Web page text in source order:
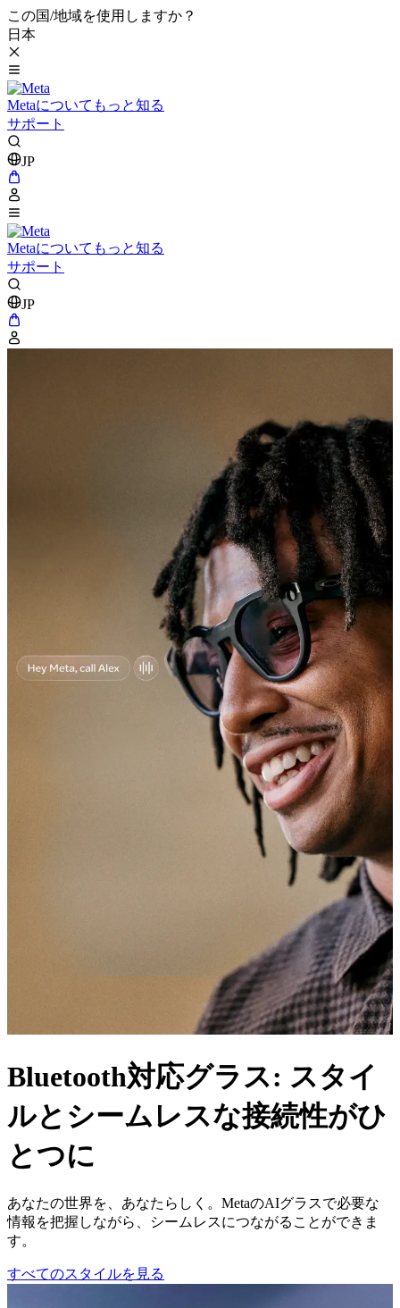
この国/地域を使用しますか？
日本
Metaについてもっと知る
サポート
JP
Metaについてもっと知る
サポート
JP
Bluetooth対応グラス: スタイ
ルとシームレスな接続性がひ
とつに
あなたの世界を、あなたらしく。MetaのAIグラスで必要な
情報を把握しながら、シームレスにつながることができま
す。
すべてのスタイルを見る